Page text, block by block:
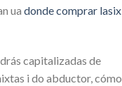
ua donde comprar lasix
capitalizadas de
i do abductor, cómo